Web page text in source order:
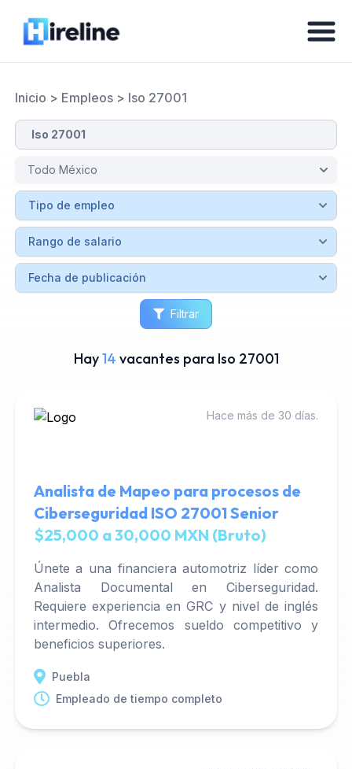
Inicio > Empleos> Iso 27001
Filtrar
Hay14 vacantes para Iso 27001
Hace más de 30 días.
Analista de Mapeo para procesos de
Ciberseguridad ISO 27001 Senior
$25,000 a 30,000 MXN (Bruto)
Únete a una financiera automotriz líder como
Analista Documental en Ciberseguridad.
Requiere experiencia en GRC y nivel de inglés
intermedio. Ofrecemos sueldo competitivo y
beneficios superiores.
Puebla
Empleado de tiempo completo